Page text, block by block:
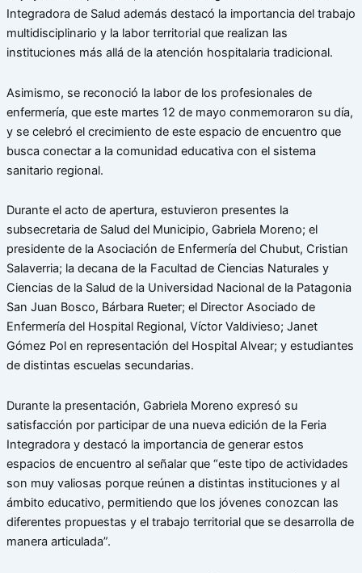
Integradora de Salud además destacó la importancia del trabajo
multidisciplinario y la labor territorial que realizan las
instituciones más allá de la atención hospitalaria tradicional.
Asimismo, se reconoció la labor de los profesionales de
enfermería, que este martes 12 de mayo conmemoraron su día,
y se celebró el crecimiento de este espacio de encuentro que
busca conectar a la comunidad educativa con el sistema
sanitario regional.
Durante el acto de apertura, estuvieron presentes la
subsecretaria de Salud del Municipio, Gabriela Moreno; el
presidente de la Asociación de Enfermería del Chubut, Cristian
Salaverria; la decana de la Facultad de Ciencias Naturales y
Ciencias de la Salud de la Universidad Nacional de la Patagonia
San Juan Bosco, Bárbara Rueter; el Director Asociado de
Enfermería del Hospital Regional, Víctor Valdivieso; Janet
Gómez Pol en representación del Hospital Alvear; y estudiantes
de distintas escuelas secundarias.
Durante la presentación, Gabriela Moreno expresó su
satisfacción por participar de una nueva edición de la Feria
Integradora y destacó la importancia de generar estos
espacios de encuentro al señalar que “este tipo de actividades
son muy valiosas porque reúnen a distintas instituciones y al
ámbito educativo, permitiendo que los jóvenes conozcan las
diferentes propuestas y el trabajo territorial que se desarrolla de
manera articulada”.